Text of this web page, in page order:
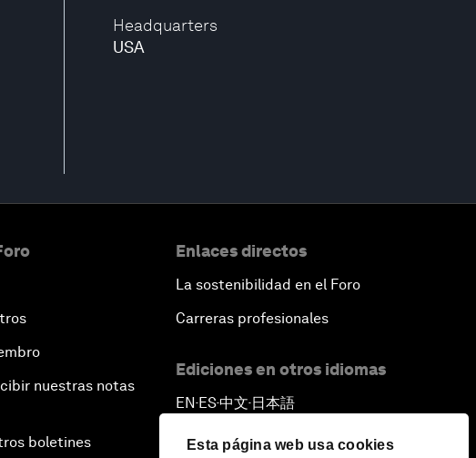
Esta página web usa cookies
Headquarters
USA
nuestras notas
boletines
Enlaces directos
La sostenibilidad en el Foro
Carreras profesionales
Ediciones en otros idiomas
EN ▪ES▪中文▪ 日本語